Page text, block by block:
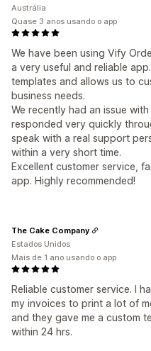
We have been using Vify
a very useful and reliable
templates and allows us to
business needs.
We recently had an issue
responded very quickly
speak with a real support
within a very short time.
Excellent customer service,
app. Highly recommended!
Austrália
Quase 3 anos usando o app
Reliable customer service. I
my invoices to print a lot of
and they gave me a custom
within 24 hrs.
The Cake Company
Estados Unidos
Mais de 1 ano usando o app